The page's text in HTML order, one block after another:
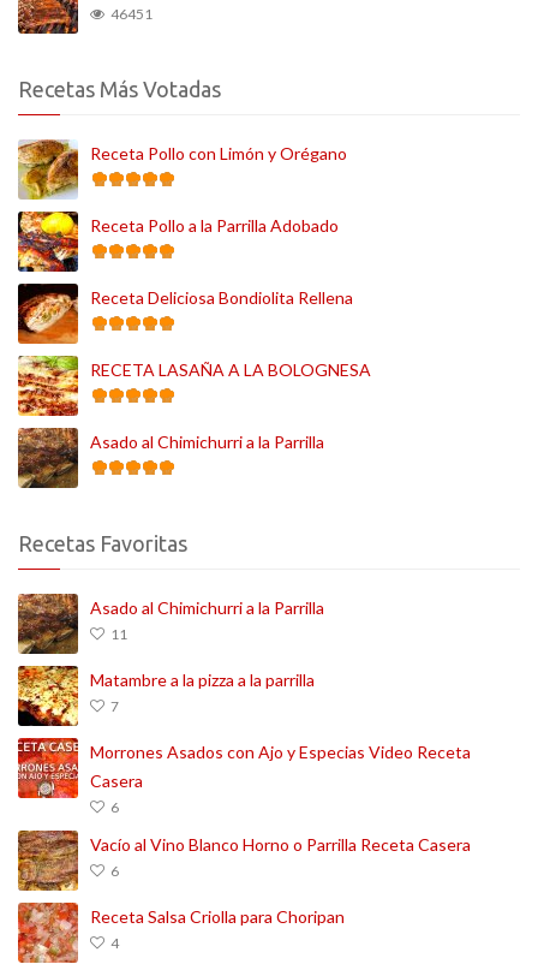
46451
Recetas Más Votadas
Receta Pollo con Limón y Orégano
Receta Pollo a la Parrilla Adobado
Receta Deliciosa Bondiolita Rellena
RECETA LASAÑA A LA BOLOGNESA
Asado al Chimichurri a la Parrilla
Recetas Favoritas
Asado al Chimichurri a la Parrilla
11
Matambre a la pizza a la parrilla
7
Morrones Asados con Ajo y Especias Video Receta
Casera
6
Vacío al Vino Blanco Horno o Parrilla Receta Casera
6
Receta Salsa Criolla para Choripan
4